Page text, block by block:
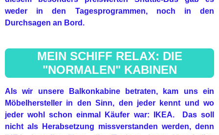
weder in den Tagesprogrammen, noch in den
Durchsagen an Bord.
MEIN SCHIFF RELAX: DIE
"NORMALEN" KABINEN
Als wir unsere Balkonkabine betraten, kam uns ein
Möbelhersteller in den Sinn, den jeder kennt und wo
jeder wohl schon einmal Käufer war: IKEA. Das soll
nicht als Herabsetzung missverstanden werden, denn